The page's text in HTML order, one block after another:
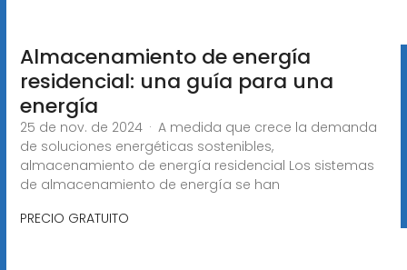
Almacenamiento de energía
residencial: una guía para una
energía
25 de nov. de 2024 · A medida que crece la demanda
de soluciones energéticas sostenibles,
almacenamiento de energía residencial Los sistemas
de almacenamiento de energía se han
PRECIO GRATUITO